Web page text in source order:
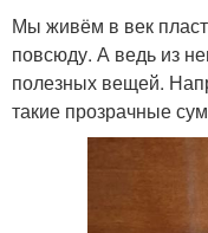
Мы живём в век
повсюду. А ведь из
полезных вещей.
такие прозрачные